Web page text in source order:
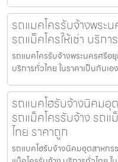
รถแมคโครรับจ้างพระ
รถแม็คโครให้เช่า บริก
รถแมคโครรับจ้างพระนครศรีอ
บริการทั่วไทย ในราคาเป็นกัน
รถแบคโฮรับจ้างนิคมอุ
รถแม็คโครรับจ้าง รถแ
ไทย ราคาถูก
รถแบคโฮรับจ้างนิคมอุตสาหกร